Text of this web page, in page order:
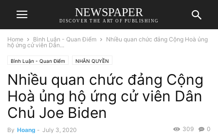
NEWSPAPER
DISCOVER THE ART OF PUBLISHING
Home Bình Luận - Quan Điểm
Nhiều quan chức đảng Cộng Hoà ủng
hộ ứng cử viên Dân...
Bình Luận - Quan Điểm NHÂN QUYỀN
Nhiều quan chức đảng Cộng
Hoà ủng hộ ứng cử viên Dân
Chủ Joe Biden
By Hoang - July 3, 2020 0
309